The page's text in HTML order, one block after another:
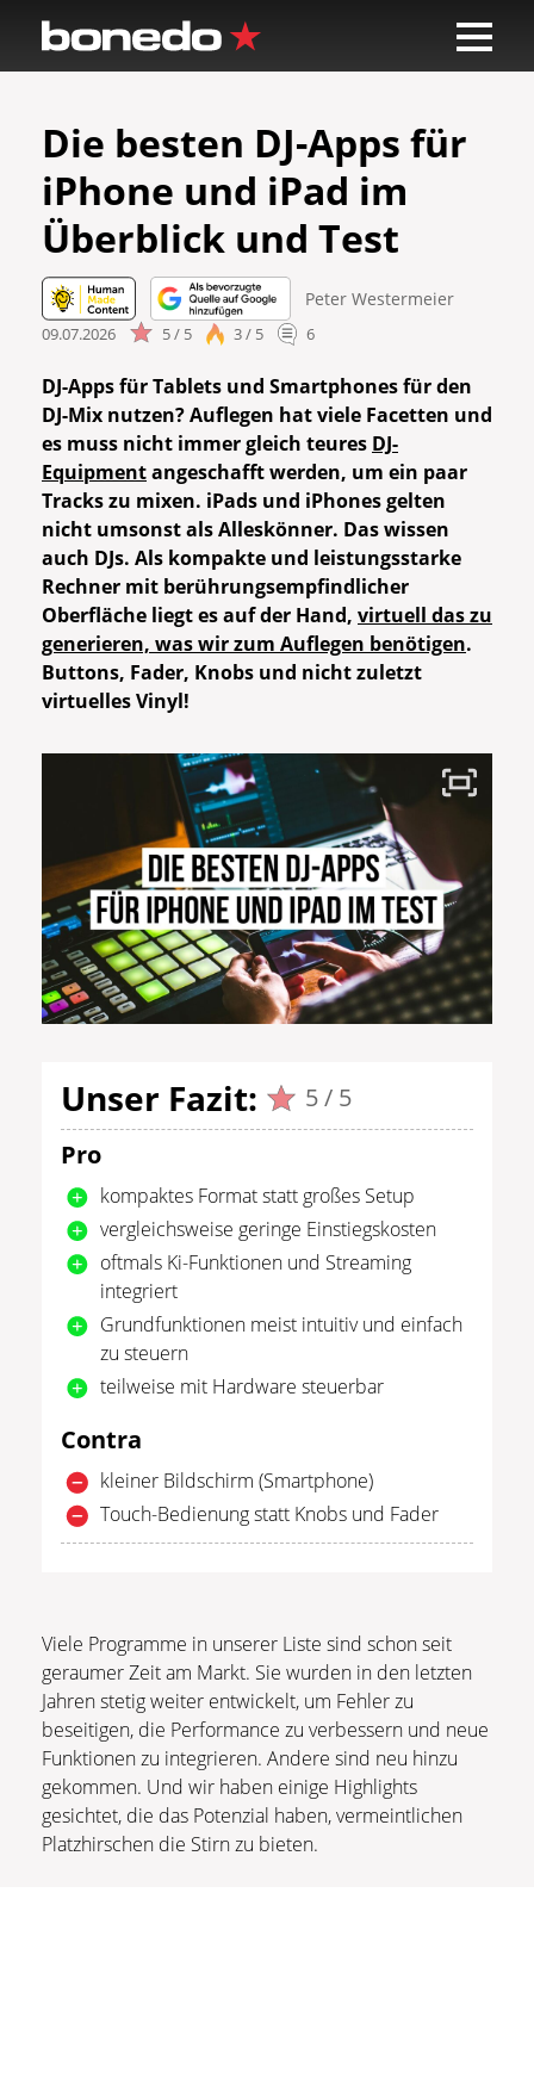
Die besten DJ-Apps für
iPhone und iPad im
Überblick und Test
Peter Westermeier
09.07.2026 5 / 5 3 / 5 6
DJ-Apps für Tablets und Smartphones für den
DJ-Mix nutzen? Auflegen hat viele Facetten und
es muss nicht immer gleich teures DJ-
Equipmentangeschafft werden, um ein paar
Tracks zu mixen. iPads und iPhones gelten
nicht umsonst als Alleskönner. Das wissen
auch DJs. Als kompakte und leistungsstarke
Rechner mit berührungsempfindlicher
Oberfläche liegt es auf der Hand, virtuell das zu
generieren, was wir zum Auflegen benötigen.
Buttons, Fader, Knobs und nicht zuletzt
virtuelles Vinyl!
Unser Fazit:
5 / 5
Pro
kompaktes Format statt großes Setup
vergleichsweise geringe Einstiegskosten
oftmals Ki-Funktionen und Streaming
integriert
Grundfunktionen meist intuitiv und einfach
zu steuern
teilweise mit Hardware steuerbar
Contra
kleiner Bildschirm (Smartphone)
Touch-Bedienung statt Knobs und Fader
Viele Programme in unserer Liste sind schon seit
geraumer Zeit am Markt. Sie wurden in den letzten
Jahren stetig weiter entwickelt, um Fehler zu
beseitigen, die Performance zu verbessern und neue
Funktionen zu integrieren. Andere sind neu hinzu
gekommen. Und wir haben einige Highlights
gesichtet, die das Potenzial haben, vermeintlichen
Platzhirschen die Stirn zu bieten.